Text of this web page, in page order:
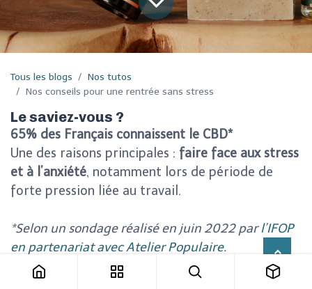
Tous les blogs
Nos tutos
Nos conseils pour une rentrée sans stress
Le saviez-vous ?
65% des Français connaissent le CBD*
Une des raisons principales : faire face aux stress
et à l’anxiété, notamment lors de période de
forte pression liée au travail.
*Selon un sondage réalisé en juin 2022 parl’IFOP
en partenariat avec Atelier Populaire.
Atelier Populaire vous partage tous ses conseils